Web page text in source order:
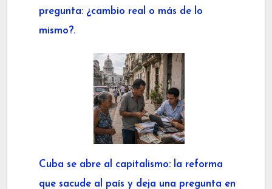
pregunta: ¿cambio real o más de lo
mismo?.
Cuba se abre al capitalismo: la reforma
que sacude al país y deja una pregunta en